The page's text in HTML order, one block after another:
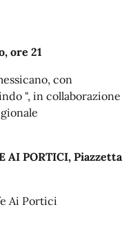
ore 21
con
", in collaborazione
AI PORTICI, Piazzetta
Ai Portici